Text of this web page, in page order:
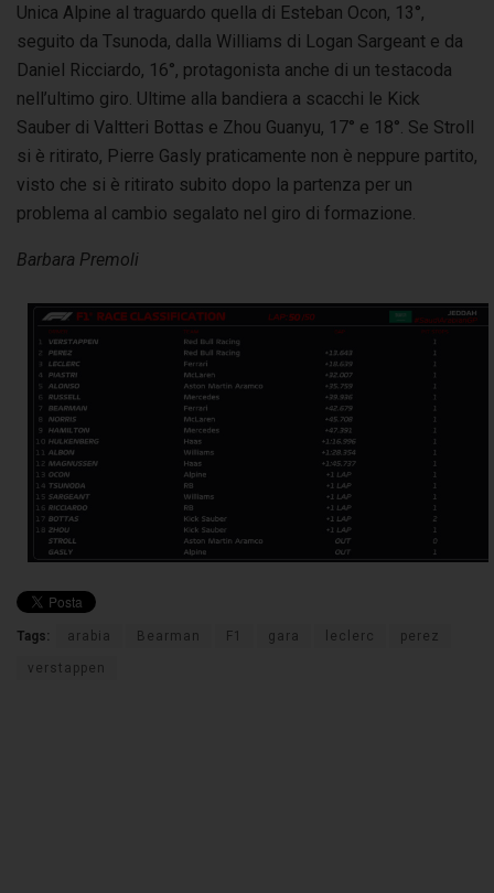
Unica Alpine al traguardo quella di Esteban Ocon, 13°,
seguito da Tsunoda, dalla Williams di Logan Sargeant e da
Daniel Ricciardo, 16°, protagonista anche di un testacoda
nell’ultimo giro. Ultime alla bandiera a scacchi le Kick
Sauber di Valtteri Bottas e Zhou Guanyu, 17° e 18°. Se Stroll
si è ritirato, Pierre Gasly praticamente non è neppure partito,
visto che si è ritirato subito dopo la partenza per un
problema al cambio segalato nel giro di formazione.
Barbara Premoli
Tags: arabia Bearman F1 gara leclerc perez
verstappen